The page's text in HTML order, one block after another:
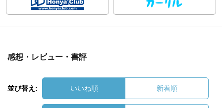
感想・レビュー・書評
並び替え: いいね順 新着順